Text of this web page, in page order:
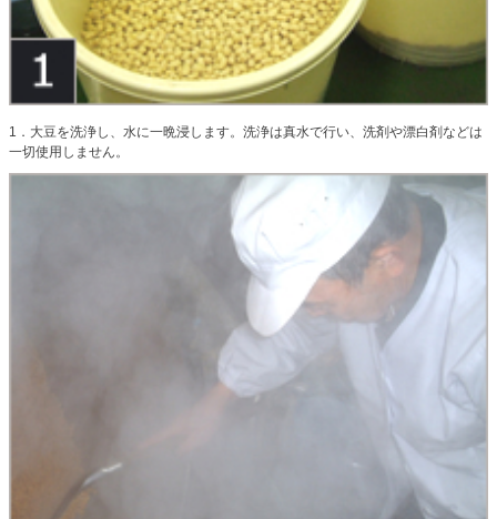
1．大豆を洗浄し、水に一晩浸します。洗浄は真水で行い、洗剤や漂白剤などは
一切使用しません。